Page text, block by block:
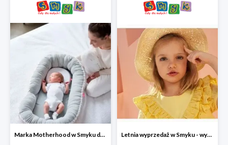
Marka Motherhood w Smyku do -40% Letnia wyprzedaż w Smyku - wybrane ubrania i buty do -50%